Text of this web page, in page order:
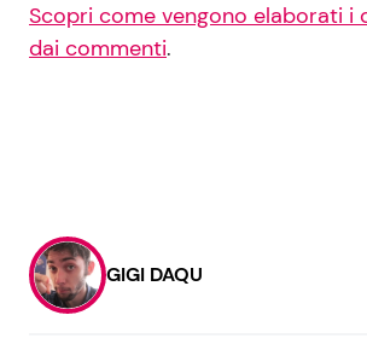
Scopri come vengono elaborati i
dai commenti.
GIGI DAQU